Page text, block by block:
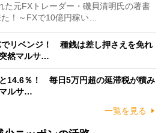
元FXトレーダー・磯貝清明氏の著書
！～FXで10億円稼い…
でリベンジ！ 種銭は差し押さえを免れ
然マルサ…
と14.6％！ 毎日5万円超の延滞税が積み
マルサ…
一覧を見る